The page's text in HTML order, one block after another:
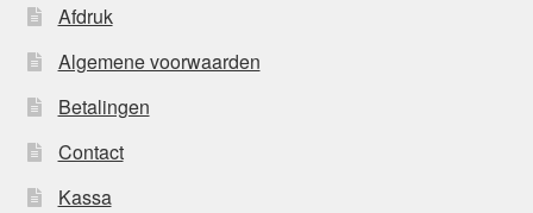
Afdruk
Algemene voorwaarden
Betalingen
Contact
Kassa